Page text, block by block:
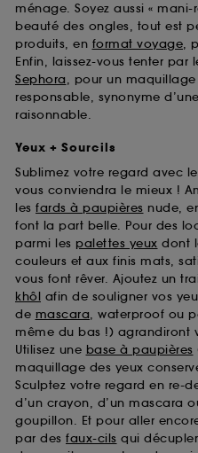
ménage. Soyez aussi «
beauté des ongles, tout est
produits, en format voyage,
Enfin, laissez-vous tenter par
Sephora, pour un
responsable, synonyme
raisonnable.
Yeux + Sourcils
Sublimez votre regard avec
vous conviendra le mieux !
les fards à paupières nude,
font la part belle. Pour des
parmi les palettes yeux dont
couleurs et aux finis mats,
vous font rêver. Ajoutez un
khôl afin de souligner vos
de mascara, waterproof ou
même du bas !) agrandiront
Utilisez une base à paupières
maquillage des yeux
Sculptez votre regard en re-
d’un crayon, d’un mascara
goupillon. Et pour aller
par des faux-cils qui